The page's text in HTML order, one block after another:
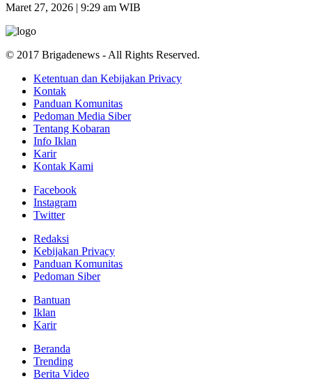
Maret 27, 2026 | 9:29 am WIB
© 2017 Brigadenews - All Rights Reserved.
Ketentuan dan Kebijakan Privacy
Kontak
Panduan Komunitas
Pedoman Media Siber
Tentang Kobaran
Info Iklan
Karir
Kontak Kami
Facebook
Instagram
Twitter
Redaksi
Kebijakan Privacy
Panduan Komunitas
Pedoman Siber
Bantuan
Iklan
Karir
Beranda
Trending
Berita Video